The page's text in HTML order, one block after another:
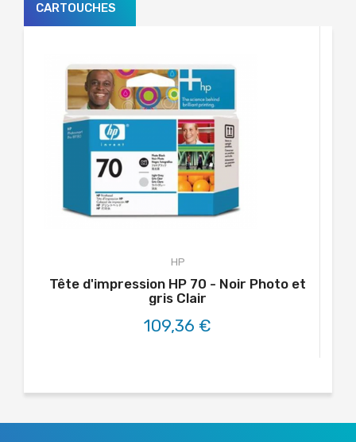
CARTOUCHES
HP
Tête d'impression HP 70 - Noir Photo et
gris Clair
109,36 €